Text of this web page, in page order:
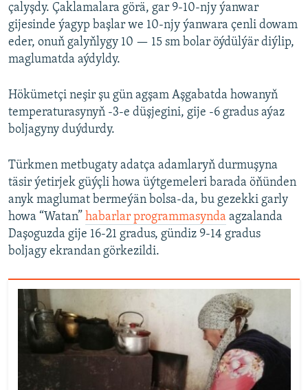
çalyşdy. Çaklamalara görä, gar 9-10-njy ýanwar
gijesinde ýagyp başlar we 10-njy ýanwara çenli dowam
eder, onuň galyňlygy 10 — 15 sm bolar öýdülýär diýlip,
maglumatda aýdyldy.
Hökümetçi neşir şu gün agşam Aşgabatda howanyň
temperaturasynyň -3-e düşjegini, gije -6 gradus aýaz
boljagyny duýdurdy.
Türkmen metbugaty adatça adamlaryň durmuşyna
täsir ýetirjek güýçli howa üýtgemeleri barada öňünden
anyk maglumat bermeýän bolsa-da, bu gezekki garly
howa “Watan” habarlar programmasynda agzalanda
Daşoguzda gije 16-21 gradus, gündiz 9-14 gradus
boljagy ekrandan görkezildi.